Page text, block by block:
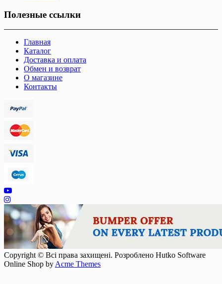
Полезные ссылки
Главная
Каталог
Доставка и оплата
Обмен и возврат
О магазине
Контакты
Copyright © Всі права захищені. Розроблено Hutko Software
Online Shop by Acme Themes